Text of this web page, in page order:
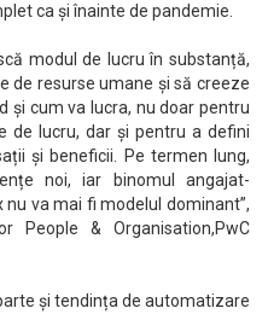
ca și înainte de pandemie.
modul de lucru în substanță,
de resurse umane și să creeze
și cum va lucra, nu doar pentru
de lucru, dar și pentru a defini
și beneficii. Pe termen lung,
noi, iar binomul angajat-
va mai fi modelul dominant”,
People & Organisation,PwC
și tendința de automatizare